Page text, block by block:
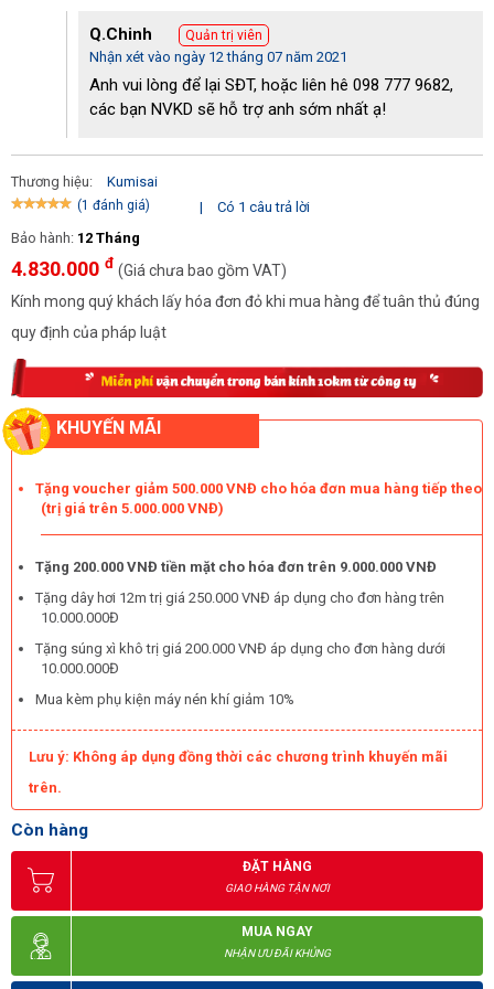
quả nén khí vượt trội mà còn kéo dài tuổi thọ, ít khi xảy ra tình
trạng hỏng hóc. Nhờ đó tiết kiệm được tối đa chi phí bảo dưỡng,
sửa chữa cho các đơn vị cũng như doanh nghiệp.
Giá thành hợp lý
Vì là dòng mini nên giá bán của
đồng là bạn đã có thể sở hữu cho mình một sản phẩm vô cùng
chất lượng rồi.
Đây là mức giá được cho là rẻ hơn rất nhiều so với các dòng máy
khác cùng loại trên thị trường nhưng vẫn đảm bảo được chất
lượng cũng như đa dạng tính năng.
Cách vận hành máy nén khí mini Kumisai KMS-1570
Nhiều người cho rằng
máy nén khí công suất lớn
dụng nhưng đây là quan niệm sai lầm. Quy trình vận hành vô cùng
đơn giản được thực hiện qua các bước sau:
Bước 1: Chuẩn bị
Trước khi khởi động máy cần kiểm tra thật kỹ tình trạng kỹ
Q.Chinh Quản trị viên
Nhận xét vào ngày 12 tháng 07 năm 2021
Anh vui lòng để lại SĐT, hoặc liên hê 098 777 9682,
các bạn NVKD sẽ hỗ trợ anh sớm nhất ạ!
Thương hiệu: Kumisai
(1 đánh giá) |
Có 1 câu trả lời
Bảo hành: 12 Tháng
4.830.000 đ (Giá chưa bao gồm VAT)
Kính mong quý khách lấy hóa đơn đỏ khi mua hàng để tuân thủ đúng
quy định của pháp luật
KHUYẾN MÃI
Tặng voucher giảm 500.000 VNĐ cho hóa đơn mua hàng tiếp theo
(trị giá trên 5.000.000 VNĐ)
Tặng 200.000 VNĐ tiền mặt cho hóa đơn trên 9.000.000 VNĐ
Tặng dây hơi 12m trị giá 250.000 VNĐ áp dụng cho đơn hàng trên
10.000.000Đ
Tặng súng xì khô trị giá 200.000 VNĐ áp dụng cho đơn hàng dưới
10.000.000Đ
Mua kèm phụ kiện máy nén khí giảm 10%
Lưu ý: Không áp dụng đồng thời các chương trình khuyến mãi
trên.
Còn hàng
ĐẶT HÀNG
GIAO HÀNG TẬN NƠI
MUA NGAY
NHẬN ƯU ĐÃI KHỦNG